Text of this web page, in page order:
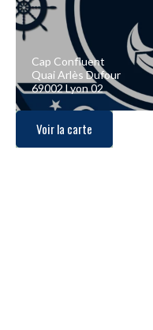
Cap Confluent
Quai Arlès Dufour
69002 Lyon 02
Voir la carte